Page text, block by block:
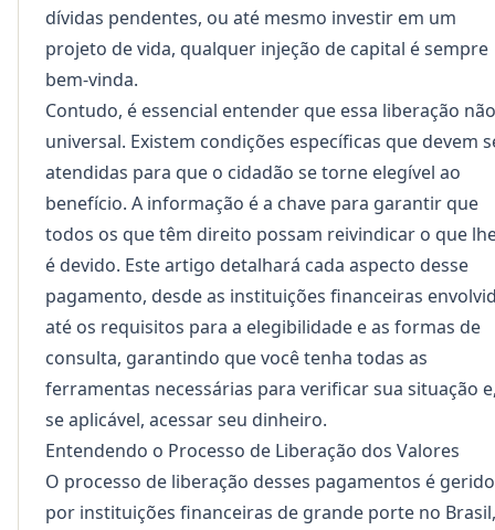
dívidas pendentes, ou até mesmo investir em um
projeto de vida, qualquer injeção de capital é sempre
bem-vinda.
Contudo, é essencial entender que essa liberação
universal. Existem condições específicas que devem
atendidas para que o cidadão se torne elegível ao
benefício. A informação é a chave para garantir que
todos os que têm direito possam reivindicar o que
é devido. Este artigo detalhará cada aspecto desse
pagamento, desde as instituições financeiras
até os requisitos para a elegibilidade e as formas de
consulta, garantindo que você tenha todas as
ferramentas necessárias para verificar sua situação
se aplicável, acessar seu dinheiro.
Entendendo o Processo de Liberação dos Valores
O processo de liberação desses pagamentos é gerido
por instituições financeiras de grande porte no